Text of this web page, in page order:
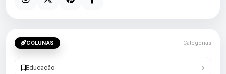
COLUNAS Categorias
Educação